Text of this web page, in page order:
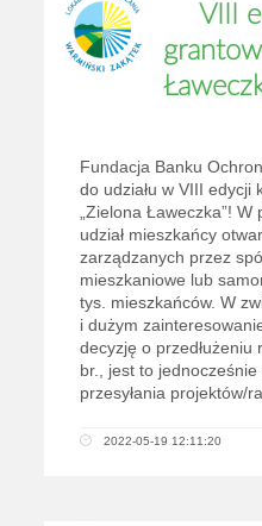
VIII
Fundacja Banku
do udziału w VIII
„Zielona Ławeczka”!
udział mieszkańcy
zarządzanych przez
mieszkaniowe lub
tys. mieszkańców. W
i dużym
decyzję o
br., jest to
przesyłania projektów/
2022-05-19 12:11:20